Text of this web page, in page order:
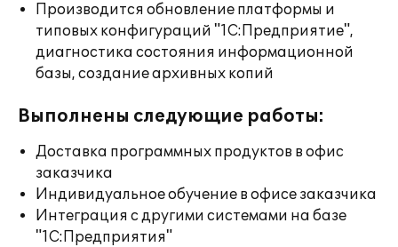
Производится обновление платформы и
типовых конфигураций "1С:Предприятие",
диагностика состояния информационной
базы, создание архивных копий
Выполнены следующие работы:
Доставка программных продуктов в офис
заказчика
Индивидуальное обучение в офисе заказчика
Интеграция с другими системами на базе
"1С:Предприятия"